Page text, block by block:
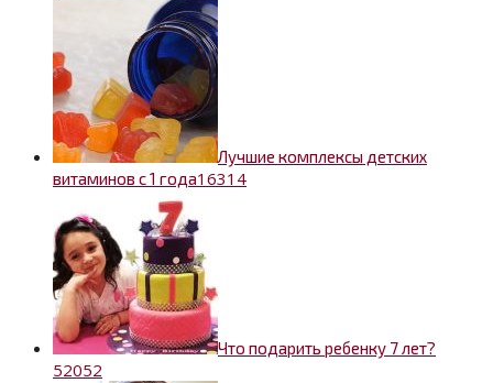
Лучшие комплексы детских
витаминов с 1 года1 6314
Что подарить ребенку 7 лет?
52052